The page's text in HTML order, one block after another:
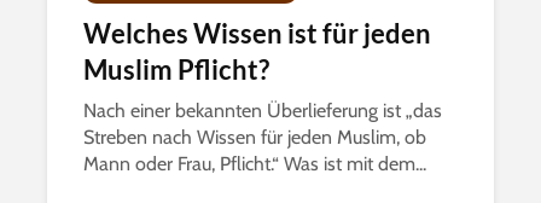
Welches Wissen ist für jeden
Muslim Pflicht?
Nach einer bekannten Überlieferung ist „das
Streben nach Wissen für jeden Muslim, ob
Mann oder Frau, Pflicht.“ Was ist mit dem...